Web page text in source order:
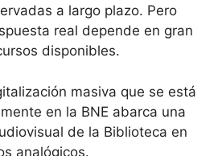
a largo plazo. Pero
real depende en gran
disponibles.
masiva que se está
en la BNE abarca una
de la Biblioteca en
analógicos.